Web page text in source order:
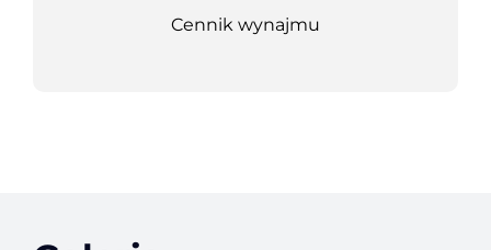
Cennik wynajmu